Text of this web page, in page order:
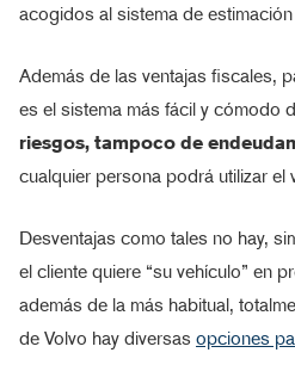
acogidos al sistema de
Además de las ventajas fiscales,
es el sistema más fácil y cómodo
riesgos, tampoco de
cualquier persona podrá utilizar el
Desventajas como tales no hay,
el cliente quiere “su vehículo” en
además de la más habitual,
de Volvo hay diversas opciones